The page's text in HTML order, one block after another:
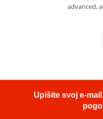
advanced,
Upišite svoj e-